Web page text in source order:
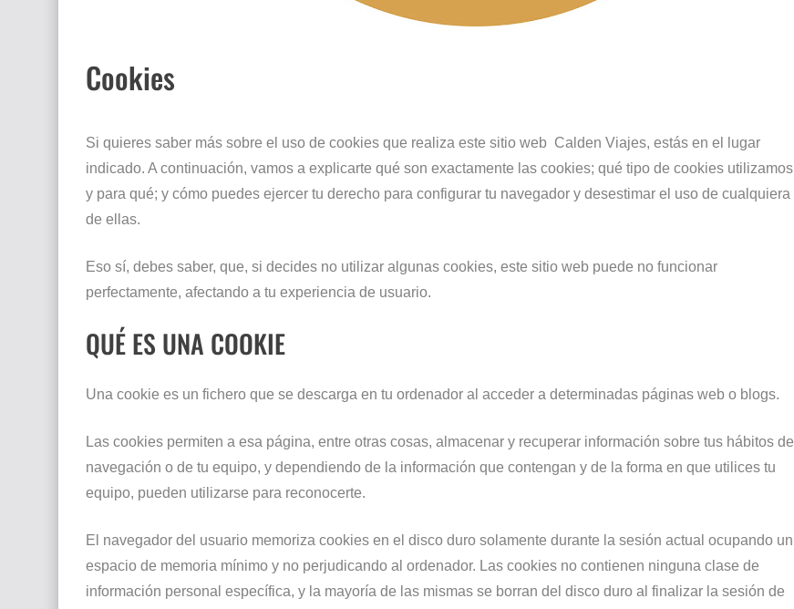
Cookies
Si quieres saber más sobre el uso de cookies que realiza este sitio web Calden Viajes, estás en el lugar
indicado. A continuación, vamos a explicarte qué son exactamente las cookies; qué tipo de cookies utilizamos
y para qué; y cómo puedes ejercer tu derecho para configurar tu navegador y desestimar el uso de cualquiera
de ellas.
Eso sí, debes saber, que, si decides no utilizar algunas cookies, este sitio web puede no funcionar
perfectamente, afectando a tu experiencia de usuario.
QUÉ ES UNA COOKIE
Una cookie es un fichero que se descarga en tu ordenador al acceder a determinadas páginas web o blogs.
Las cookies permiten a esa página, entre otras cosas, almacenar y recuperar información sobre tus hábitos de
navegación o de tu equipo, y dependiendo de la información que contengan y de la forma en que utilices tu
equipo, pueden utilizarse para reconocerte.
El navegador del usuario memoriza cookies en el disco duro solamente durante la sesión actual ocupando un
espacio de memoria mínimo y no perjudicando al ordenador. Las cookies no contienen ninguna clase de
información personal específica, y la mayoría de las mismas se borran del disco duro al finalizar la sesión de